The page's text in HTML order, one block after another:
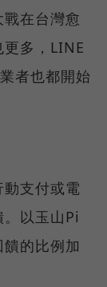
在台灣愈
多，LINE
者也都開始
支付或電
以玉山Pi
的比例加